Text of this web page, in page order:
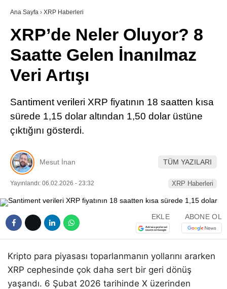
Youtube
TikTok
LinkedIn
SÖZLÜK
Ana Sayfa › XRP Haberleri
XRP’de Neler Oluyor? 8
Saatte Gelen İnanılmaz
Veri Artışı
Santiment verileri XRP fiyatının 18 saatten kısa
sürede 1,15 dolar altından 1,50 dolar üstüne
çıktığını gösterdi.
Mesut İnan TÜM YAZILARI
Yayınlandı: 06.02.2026 - 23:32 XRP Haberleri
EKLE ABONE OL
Kripto para piyasası toparlanmanın yollarını ararken
XRP cephesinde çok daha sert bir geri dönüş
yaşandı. 6 Şubat 2026 tarihinde X üzerinden